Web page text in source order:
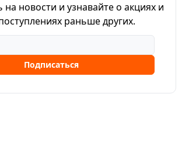
новости и узнавайте о акциях и
раньше других.
Подписаться